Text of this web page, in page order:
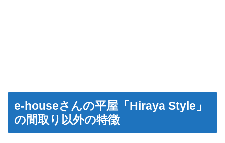
e-houseさんの平屋「Hiraya Style」
の間取り以外の特徴